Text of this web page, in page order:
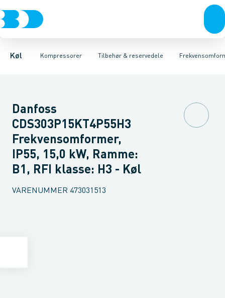
Køl Kompressorer
KompressorerKondenseringsaggregaterFordampere
Tilbehør & reservedele
ScrollkompressorerStempelkompressorerTilbehør &
Frekvensomformere Rotalock ventilerSpoler
Danfoss
CDS303P15KT4P55H3
Frekvensomformer,
IP55, 15,0 kW, Ramme:
B1, RFI klasse: H3 - Køl
VARENUMMER 473031513